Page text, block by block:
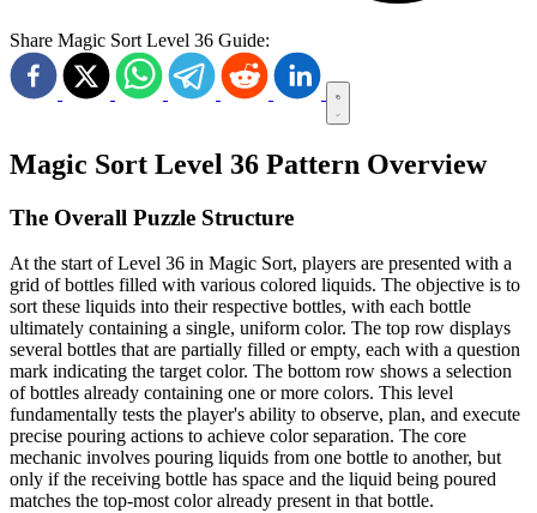
Share Magic Sort Level 36 Guide:
Magic Sort Level 36 Pattern Overview
The Overall Puzzle Structure
At the start of Level 36 in Magic Sort, players are presented with a
grid of bottles filled with various colored liquids. The objective is to
sort these liquids into their respective bottles, with each bottle
ultimately containing a single, uniform color. The top row displays
several bottles that are partially filled or empty, each with a question
mark indicating the target color. The bottom row shows a selection
of bottles already containing one or more colors. This level
fundamentally tests the player's ability to observe, plan, and execute
precise pouring actions to achieve color separation. The core
mechanic involves pouring liquids from one bottle to another, but
only if the receiving bottle has space and the liquid being poured
matches the top-most color already present in that bottle.